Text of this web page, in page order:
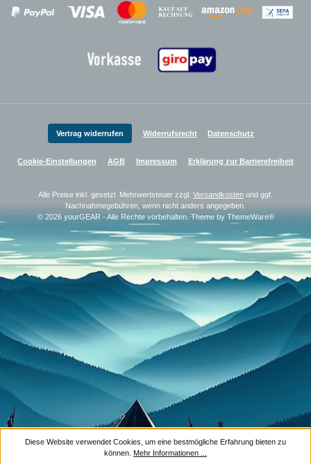
Zahlungsanbieter Zahlungsanbieter
Zahlungsanbieter
Vertrag widerrufen Widerrufsrecht Datenschutz
Cookie-Einstellungen AGB Impressum Erklärung zur Barrierefreiheit
Alle Preise inkl. gesetzl. Mehrwertsteuer zzgl. Versandkosten und ggf.
Nachnahmegebühren, wenn nicht anders angegeben.
© 2026 yourGEAR - Alle Rechte vorbehalten. Theme by ThemeWare®
Diese Website verwendet Cookies, um eine bestmögliche Erfahrung bieten zu
können. Mehr Informationen ...